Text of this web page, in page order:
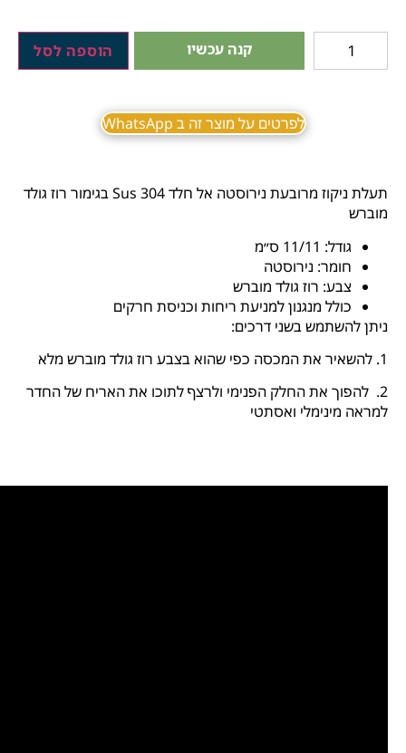
קנה עכשיו הוספה לסל
לפרטים על מוצר זה ב WhatsApp
תעלת ניקוז מרובעת נירוסטה אל חלד Sus 304 בגימור רוז גולד
מוברש
גודל: 11/11 ס״מ
חומר: נירוסטה
צבע: רוז גולד מוברש
כולל מנגנון למניעת ריחות וכניסת חרקים
ניתן להשתמש בשני דרכים:
1. להשאיר את המכסה כפי שהוא בצבע רוז גולד מוברש מלא
2. להפוך את החלק הפנימי ולרצף לתוכו את האריח של החדר
למראה מינימלי ואסתטי